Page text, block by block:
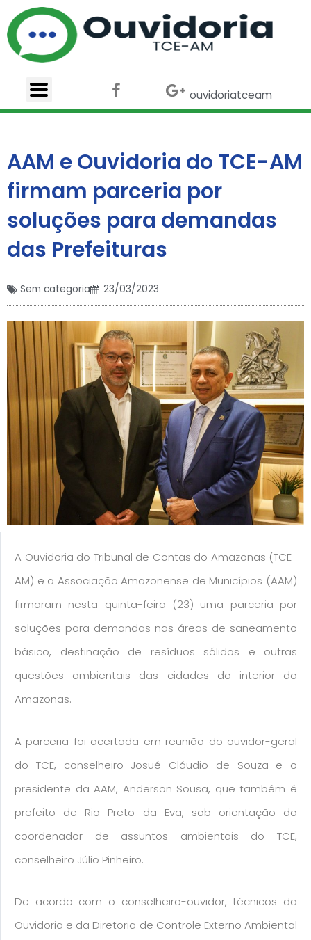
para
conteúdo
F
a
c
b
o
k
t
t
e
G
o
o
e
p
u
ouvidoriatceam
AAM e Ouvidoria do TCE-AM
firmam parceria por
soluções para demandas
das Prefeituras
Sem categoria 23/03/2023
A Ouvidoria do Tribunal de Contas do Amazonas (TCE-
AM) e a Associação Amazonense de Municípios (AAM)
firmaram nesta quinta-feira (23) uma parceria por
soluções para demandas nas áreas de saneamento
básico, destinação de resíduos sólidos e outras
questões ambientais das cidades do interior do
Amazonas.
A parceria foi acertada em reunião do ouvidor-geral
do TCE, conselheiro Josué Cláudio de Souza e o
presidente da AAM, Anderson Sousa, que também é
prefeito de Rio Preto da Eva, sob orientação do
coordenador de assuntos ambientais do TCE,
conselheiro Júlio Pinheiro.
De acordo com o conselheiro-ouvidor, técnicos da
Ouvidoria e da Diretoria de Controle Externo Ambiental